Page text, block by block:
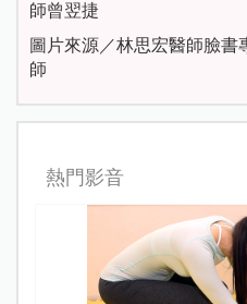
師曾翌捷
圖片來源／林思宏醫師臉
師
熱門影音